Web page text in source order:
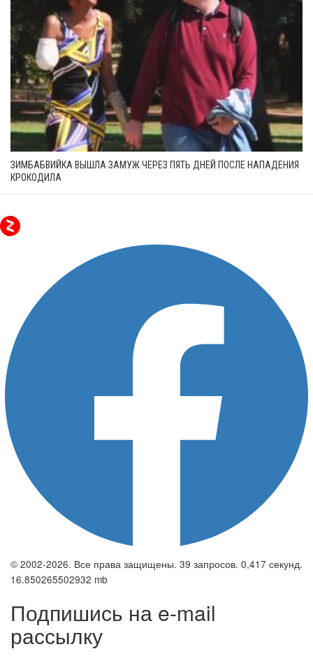
ЗИМБАБВИЙКА ВЫШЛА ЗАМУЖ ЧЕРЕЗ ПЯТЬ ДНЕЙ ПОСЛЕ НАПАДЕНИЯ
КРОКОДИЛА
© 2002-2026. Все права защищены. 39 запросов. 0,417 секунд.
16.850265502932 mb
Подпишись на e-mail
рассылку